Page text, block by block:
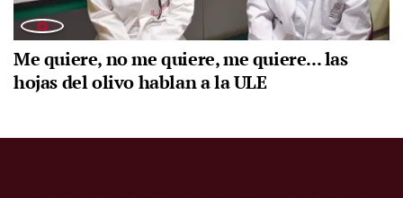
Me quiere, no me quiere, me quiere... las
hojas del olivo hablan a la ULE